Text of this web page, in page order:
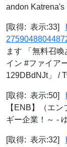
andon Katrena's
[取得: 表示:33]
ます 「無料召
イン #ファイア
129DBdNJt」 /
[取得: 表示:50]
【ENB】（エ
ギー企業！～ -
[取得: 表示:32]